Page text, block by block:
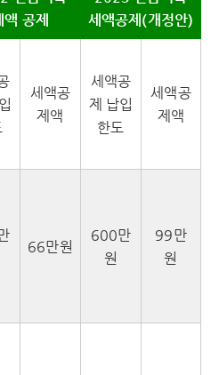
액 공제
세액공제(개정안)
세액공
제액
세액공
제 납입
한도
세액공
제액
66만원
600만
원
99만
원